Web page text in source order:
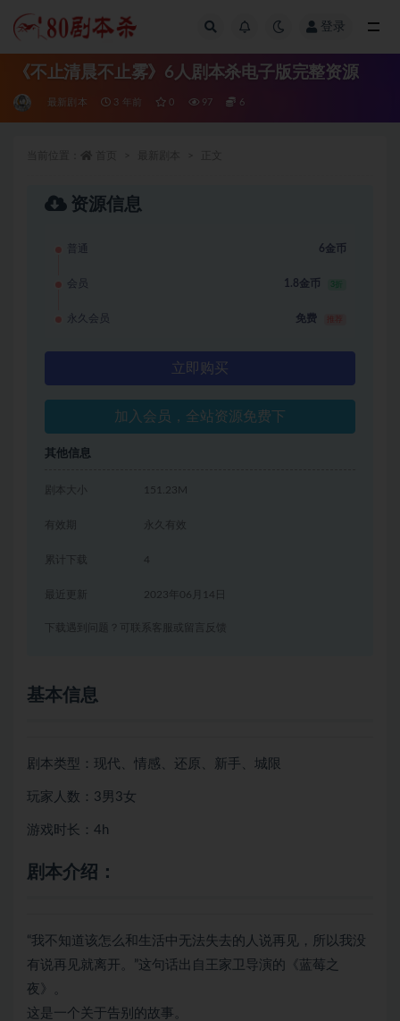
登录
《不止清晨不止雾》6人剧本杀电子版完整资源
最新剧本 3 年前 0 97 6
资源信息
普通 6金币
会员 1.8金币 3折
永久会员 免费
立即购买
加入会员，全站资源免费下
其他信息
剧本大小 151.23M
有效期 永久有效
累计下载 4
2023年06月14日
下载遇到问题？可联系客服或留言反馈
基本信息
剧本类型：现代、情感、还原、新手、城限
玩家人数：3男3女
游戏时长：4h
剧本介绍：
“我不知道该怎么和生活中无法失去的人说再见，所以我没
有说再见就离开。”这句话出自王家卫导演的《蓝莓之
夜》。
这是一个关于告别的故事。